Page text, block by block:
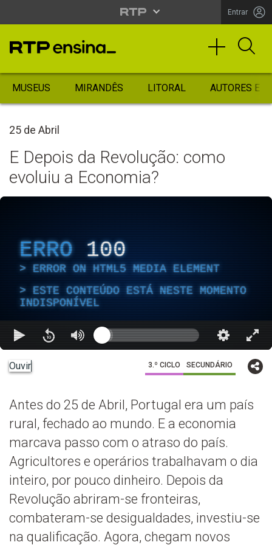
Entrar
MUSEUS MIRANDÊS LITORAL AUTORES
25 de Abril
E Depois da Revolução: como
evoluiu a Economia?
ERRO 100
ERROR ON HTML5 MEDIA ELEMENT
ESTE CONTEÚDO ESTÁ NESTE MOMENTO
INDISPONÍVEL
Ouvir 3.º CICLO SECUNDÁRIO
Antes do 25 de Abril, Portugal era um país
rural, fechado ao mundo. E a economia
marcava passo com o atraso do país.
Agricultores e operários trabalhavam o dia
inteiro, por pouco dinheiro. Depois da
Revolução abriram-se fronteiras,
combateram-se desigualdades, investiu-se
na qualificação. Agora, chegam novos